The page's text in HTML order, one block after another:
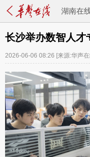
湖南在
长沙举办数智人才
2026-06-06 08:26 [来源:华声